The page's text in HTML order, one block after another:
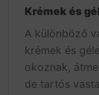
Krémek és
A különböző
krémek és
okoznak,
de tartós